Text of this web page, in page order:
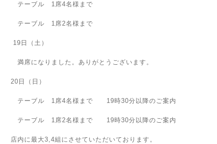
テーブル 1席4名様まで
テーブル 1席2名様まで
19日（土）
満席になりました。ありがとうございます。
20日（日）
テーブル 1席4名様まで 19時30分以降のご案内
テーブル 1席2名様まで 19時30分以降のご案内
店内に最大3,4組にさせていただいております。